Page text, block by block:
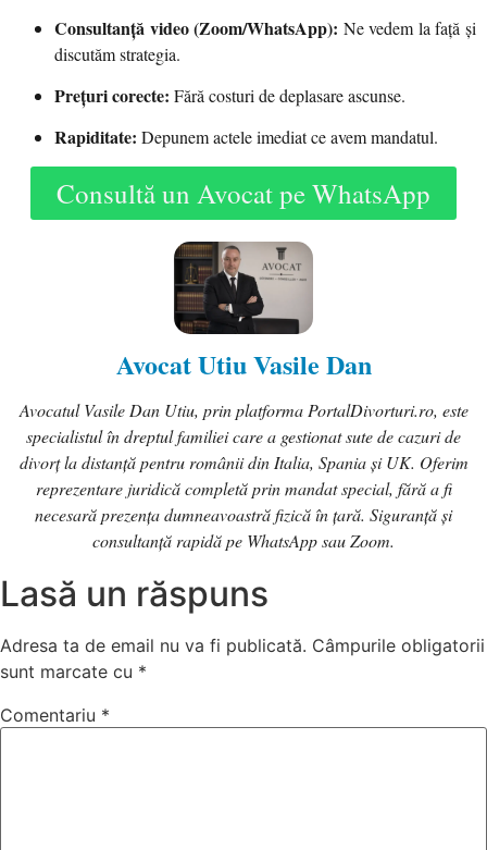
Consultanță video (Zoom/WhatsApp): Ne vedem la față și
discutăm strategia.
Prețuri corecte: Fără costuri de deplasare ascunse.
Rapiditate: Depunem actele imediat ce avem mandatul.
Consultă un Avocat pe WhatsApp
Avocat Utiu Vasile Dan
Avocatul Vasile Dan Utiu, prin platforma PortalDivorturi.ro, este
specialistul în dreptul familiei care a gestionat sute de cazuri de
divorț la distanță pentru românii din Italia, Spania și UK. Oferim
reprezentare juridică completă prin mandat special, fără a fi
necesară prezența dumneavoastră fizică în țară. Siguranță și
consultanță rapidă pe WhatsApp sau Zoom.
Lasă un răspuns
Adresa ta de email nu va fi publicată. Câmpurile obligatorii
sunt marcate cu *
Comentariu *